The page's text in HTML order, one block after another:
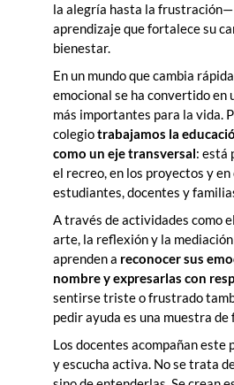
la alegría hasta la
aprendizaje que fortalece su
bienestar.
En un mundo que cambia
emocional se ha convertido en
más importantes para la vida.
colegiotrabajamos la
como un eje transversal: está
el recreo, en los proyectos y
estudiantes, docentes y
A través de actividades como
arte, la reflexión y la
aprenden a reconocer sus
nombre y expresarlas con
sentirse triste o frustrado
pedir ayuda es una muestra
Los docentes acompañan este
y escucha activa. No se trata